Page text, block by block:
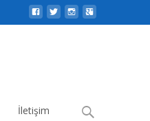
İletişim
Search